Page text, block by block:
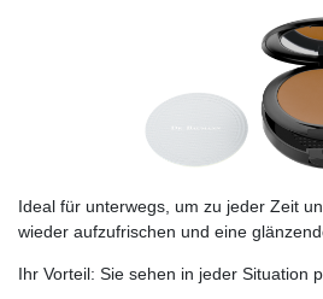
Ideal für unterwegs, um zu jeder Zeit
wieder aufzufrischen und eine
Ihr Vorteil: Sie sehen in jeder Situation